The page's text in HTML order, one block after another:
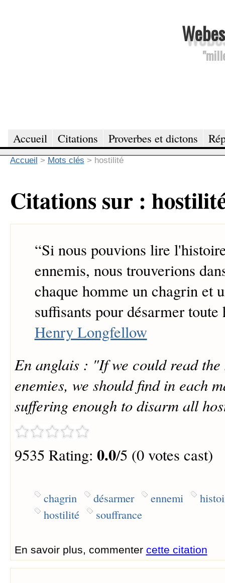
Accueil Citations Proverbes et dictons
Accueil > Mots clés > hostilité
Citations sur :
“Si nous pouvions lire
ennemis, nous trouverions
chaque homme un chagrin et
suffisants pour désarmer toute
Henry Longfellow
En anglais : "If we could read
enemies, we should find in each
suffering enough to disarm all
9535 Rating: 0.0/5 (0 votes cast)
chagrin désarmer ennemi
hostilité
souffrance
En savoir plus, commenter cette citation